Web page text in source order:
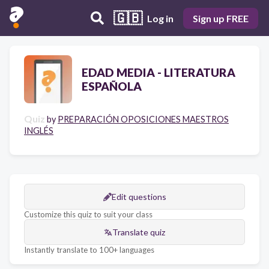
🇬🇧 Log in Sign up FREE
EDAD MEDIA - LITERATURA
ESPAÑOLA
Quiz by PREPARACIÓN OPOSICIONES MAESTROS
INGLÉS
Edit questions
Customize this quiz to suit your class
Translate quiz
Instantly translate to 100+ languages